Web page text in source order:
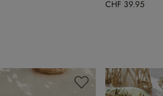
CHF 39.95